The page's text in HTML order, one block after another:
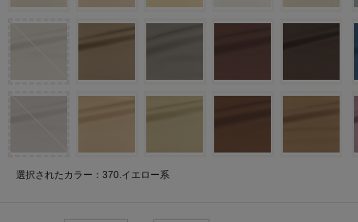
選択されたカラー：370.イエロー系